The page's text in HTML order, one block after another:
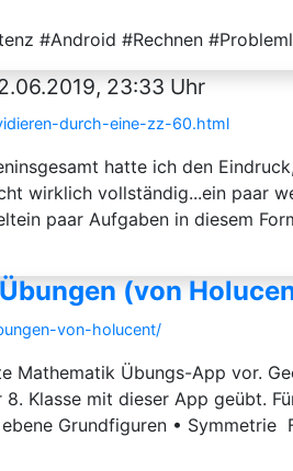
#Android #Rechnen
23:33 Uhr
durch-eine-zz-60.html
hatte ich den
wirklich vollständig...ein paar
paar Aufgaben in diesem
(von
von-holucent/
Übungs-App vor.
Klasse mit dieser App geübt.
Grundfiguren • Symmetrie